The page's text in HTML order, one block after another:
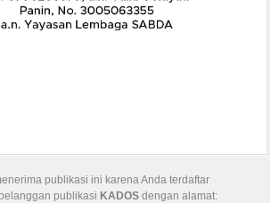
publikasi ini karena Anda terdaftar
publikasi KADOSdengan alamat: